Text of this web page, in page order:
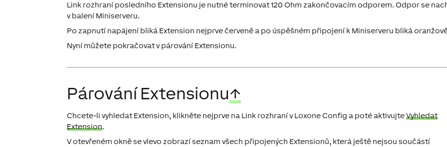
Link rozhraní posledního Extensionu je nutné terminovat 120 Ohmzakončovacím odporem. Odpor se
v balení Miniserveru.
Po zapnutí napájení bliká Extension nejprve červeně a po úspěšném připojení k Miniserveru bliká
Nyní můžete pokračovat v párování Extensionu.
Párování Extensionu↑
Chcete-li vyhledat Extension, klikněte nejprve na Link rozhraní v Loxone Config a poté aktivujteVyhledat
Extension.
V otevřeném okně se vlevo zobrazí seznam všech připojených Extensionů, která ještě nejsou součástí